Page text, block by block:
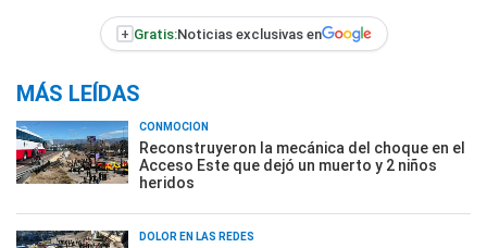
+ Gratis:Noticias exclusivas en
MÁS LEÍDAS
CONMOCIÓN
Reconstruyeron la mecánica del choque en el
Acceso Este que dejó un muerto y 2 niños
heridos
DOLOR EN LAS REDES